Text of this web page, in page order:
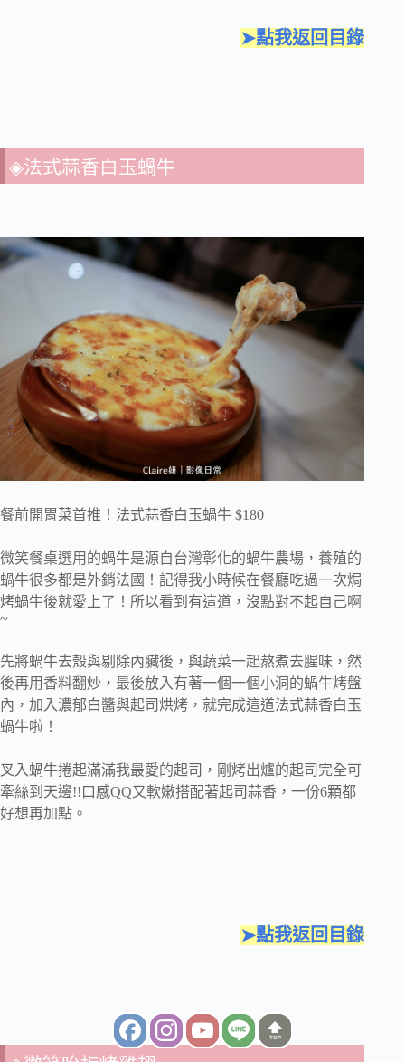
➤點我返回目錄
◈法式蒜香白玉蝸牛
餐前開胃菜首推！法式蒜香白玉蝸牛 $180
微笑餐桌選用的蝸牛是源自台灣彰化的蝸牛農場，養殖的
蝸牛很多都是外銷法國！記得我小時候在餐廳吃過一次焗
烤蝸牛後就愛上了！所以看到有這道，沒點對不起自己啊
~
先將蝸牛去殼與剔除內臟後，與蔬菜一起熬煮去腥味，然
後再用香料翻炒，最後放入有著一個一個小洞的蝸牛烤盤
內，加入濃郁白醬與起司烘烤，就完成這道法式蒜香白玉
蝸牛啦！
叉入蝸牛捲起滿滿我最愛的起司，剛烤出爐的起司完全可
牽絲到天邊!!口感QQ又軟嫩搭配著起司蒜香，一份6顆都
好想再加點。
➤點我返回目錄
TOP